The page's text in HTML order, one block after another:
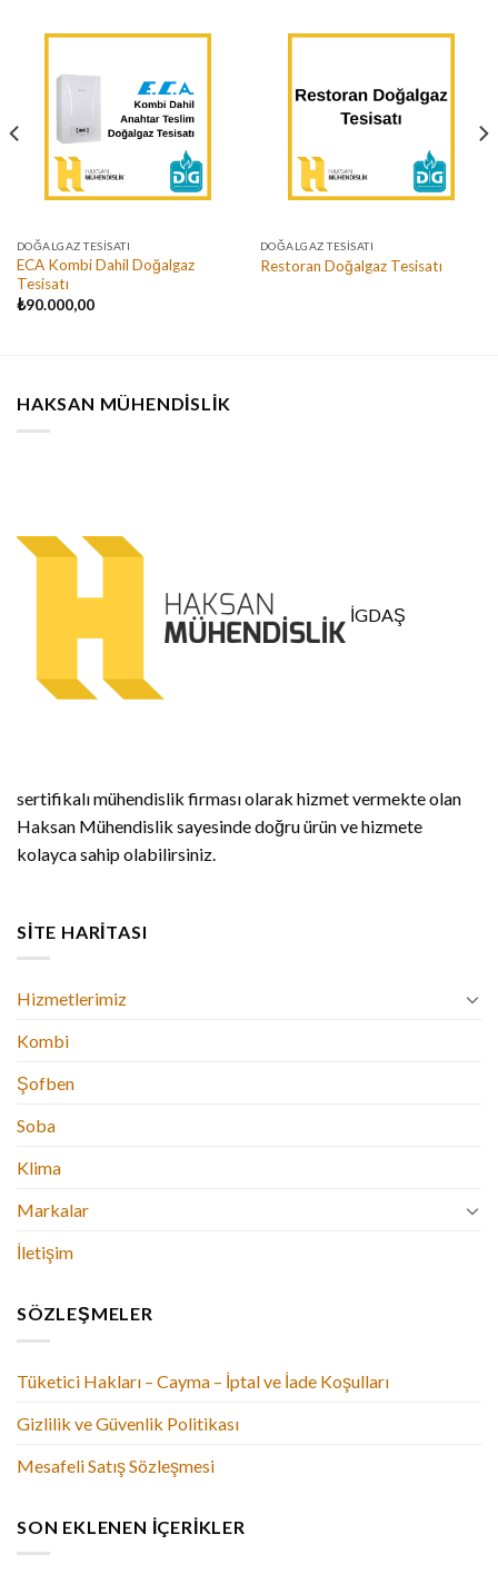
DOĞALGAZ TESISATI
ECA Kombi Dahil Doğalgaz
Tesisatı
₺90.000,00
DOĞALGAZ TESISATI
Restoran Doğalgaz Tesisatı
HAKSAN MÜHENDISLIK
İGDAŞ
sertifikalı mühendislik firması olarak hizmet vermekte olan
Haksan Mühendislik sayesinde doğru ürün ve hizmete
kolayca sahip olabilirsiniz.
SITE HARITASI
Hizmetlerimiz
Kombi
Şofben
Soba
Klima
Markalar
İletişim
SÖZLEŞMELER
Tüketici Hakları – Cayma – İptal ve İade Koşulları
Gizlilik ve Güvenlik Politikası
Mesafeli Satış Sözleşmesi
SON EKLENEN İÇERIKLER